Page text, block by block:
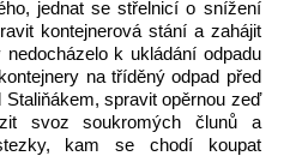
jednat se střelnicí o snížení
kontejnerová stání a zahájit
k ukládání odpadu
na tříděný odpad před
spravit opěrnou zeď
svoz soukromých člunů a
kam se chodí koupat